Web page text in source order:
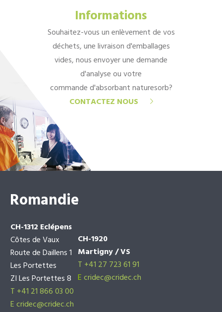
Informations
Souhaitez-vous un enlèvement de vos
déchets, une livraison d'emballages
vides, nous envoyer une demande
d'analyse ou votre
commande d'absorbant naturesorb?
CONTACTEZ NOUS
Romandie
CH-1312 Eclépens
Côtes de Vaux
Route de Daillens 1
Les Portettes
ZI Les Portettes 8
T +41 21 866 03 00
Ecridec@cridec.ch
CH-1920
Martigny / VS
T +41 27 723 61 91
Ecridec@cridec.ch